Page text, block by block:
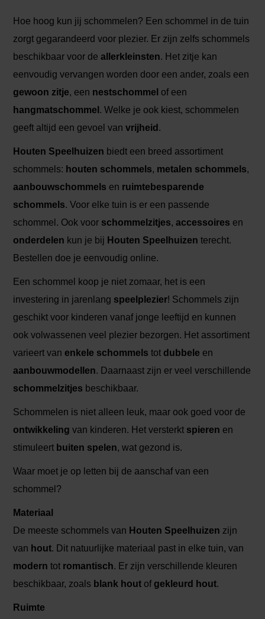
Hoe hoog kun jij schommelen? Een schommel in de tuin
zorgt gegarandeerd voor plezier. Er zijn zelfs schommels
beschikbaar voor deallerkleinsten. Het zitje kan
eenvoudig vervangen worden door een ander, zoals een
gewoon zitje, een nestschommel of een
hangmatschommel . Welke je ook kiest, schommelen
geeft altijd een gevoel vanvrijheid .
Houten Speelhuizen biedt een breed assortiment
schommels: houten schommels, metalen schommels,
aanbouwschommels en ruimtebesparende
schommels. Voor elke tuin is er een passende
schommel. Ook voor schommelzitjes,accessoires en
onderdelen kun je bij Houten Speelhuizen terecht.
Bestellen doe je eenvoudig online.
Een schommel koop je niet zomaar, het is een
investering in jarenlang speelplezier! Schommels zijn
geschikt voor kinderen vanaf jonge leeftijd en kunnen
ook volwassenen veel plezier bezorgen. Het assortiment
varieert van enkele schommels tot dubbele en
aanbouwmodellen. Daarnaast zijn er veel verschillende
schommelzitjes beschikbaar.
Schommelen is niet alleen leuk, maar ook goed voor de
ontwikkeling van kinderen. Het versterkt spieren en
stimuleert buiten spelen, wat gezond is.
Waar moet je op letten bij de aanschaf van een
schommel?
Materiaal
De meeste schommels van Houten Speelhuizen zijn
van hout. Dit natuurlijke materiaal past in elke tuin, van
modern tot romantisch. Er zijn verschillende kleuren
beschikbaar, zoals blank hout of gekleurd hout.
Ruimte